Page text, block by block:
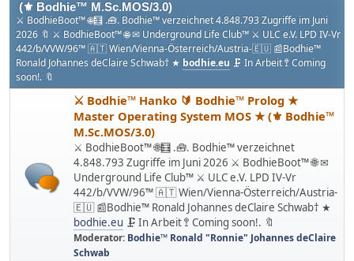
(⚜ Bodhie™ M.Sc.MOS/3.0)
⚔ BodhieBoot™ 🌐🧮 .🧰. Bodhie™ verzeichnet 4.848.793 Zugriffe im Juni
2026 🔖 ⚔ BodhieBoot™ 🌐 ✉ Underground Life Club™ ⚔ ULC e.V. LPD IV-Vr
442/b/VVW/96™ 🇦🇹 Wien/Vienna-Österreich/Austria-🇪🇺 📰Bodhie™
Ronald Johannes deClaire Schwab† ★ bodhie.eu 🗜 In Arbeit 🚏 Coming
soon!. 🔖
⚔ Bodhie™ Hanko 🔰 Bodhie™ Prolog ★
Master Operating System MOS ★ (⚜ Bodhie™
M.Sc.MOS/3.0)
⚔ BodhieBoot™ 🌐🧮 .🧰. Bodhie™ verzeichnet
4.848.793 Zugriffe im Juni 2026 ⚔ BodhieBoot™ 🌐 ✉
Underground Life Club™ ⚔ ULC e.V. LPD IV-Vr
442/b/VVW/96™ 🇦🇹 Wien/Vienna-Österreich/Austria-
🇪🇺 📰Bodhie™ Ronald Johannes deClaire Schwab† ★
bodhie.eu 🗜 In Arbeit 🚏 Coming soon!. 🔖
Moderator: Bodhie™ Ronald "Ronnie" Johannes deClaire
Schwab